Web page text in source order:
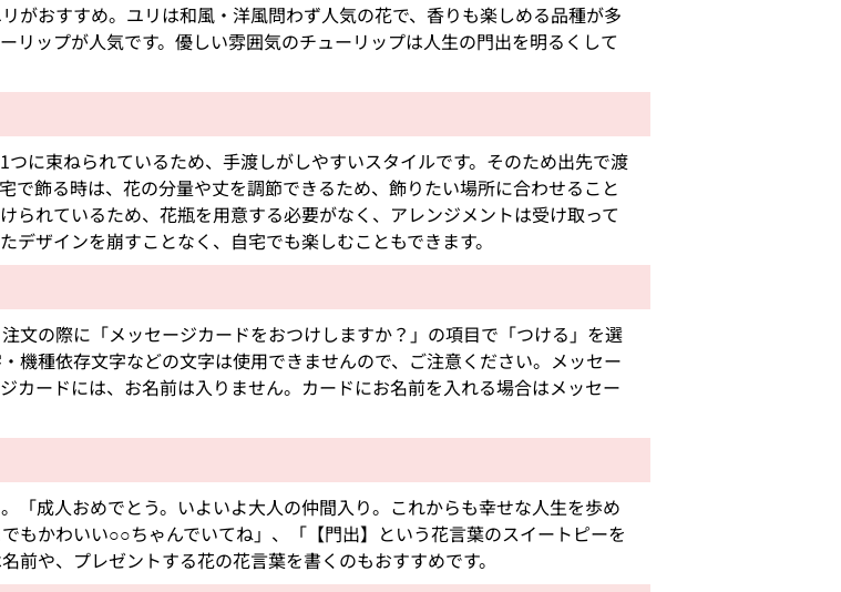
がおすすめ。ユリは和風・洋風問わず人気の花で、香りも楽しめる品種が多
リップが人気です。優しい雰囲気のチューリップは人生の門出を明るくして
に束ねられているため、手渡しがしやすいスタイルです。そのため出先で渡
で飾る時は、花の分量や丈を調節できるため、飾りたい場所に合わせること
られているため、花瓶を用意する必要がなく、アレンジメントは受け取って
ザインを崩すことなく、自宅でも楽しむこともできます。
文の際に「メッセージカードをおつけしますか？」の項目で「つける」を選
機種依存文字などの文字は使用できませんので、ご注意ください。メッセー
カードには、お名前は入りません。カードにお名前を入れる場合はメッセー
「成人おめでとう。いよいよ大人の仲間入り。これからも幸せな人生を歩め
もかわいい○○ちゃんでいてね」、「【門出】という花言葉のスイートピーを
や、プレゼントする花の花言葉を書くのもおすすめです。